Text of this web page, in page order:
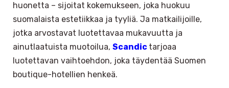
huonetta – sijoitat kokemukseen, joka huokuu
suomalaista estetiikkaa ja tyyliä. Ja matkailijoille,
jotka arvostavat luotettavaa mukavuutta ja
ainutlaatuista muotoilua, Scandic tarjoaa
luotettavan vaihtoehdon, joka täydentää Suomen
boutique-hotellien henkeä.